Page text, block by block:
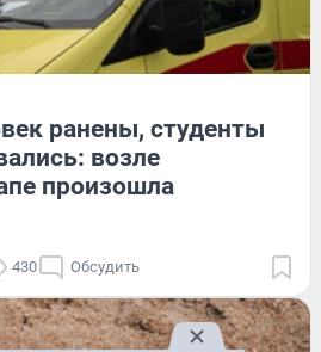
ранены, студенты
возле
произошла
430 Обсудить